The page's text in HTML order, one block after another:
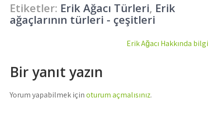
Etiketler: Erik Ağacı Türleri, Erik
ağaçlarının türleri - çeşitleri
Erik Ağacı Hakkında bilgi
Bir yanıt yazın
Yorum yapabilmek içinoturum açmalısınız.